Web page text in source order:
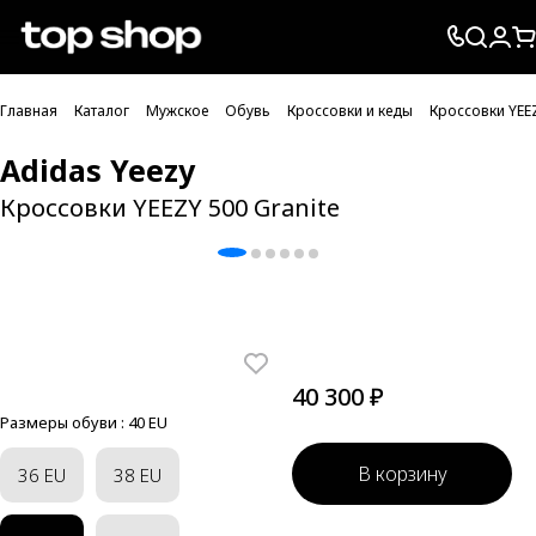
Проверка хлебных крошек
Главная Каталог Мужское Обувь Кроссовки и кеды Кроссовки
Adidas Yeezy
Кроссовки YEEZY 500 Granite
Размеры обуви : 40 EU
36 EU 38 EU
40 300 ₽
В корзину